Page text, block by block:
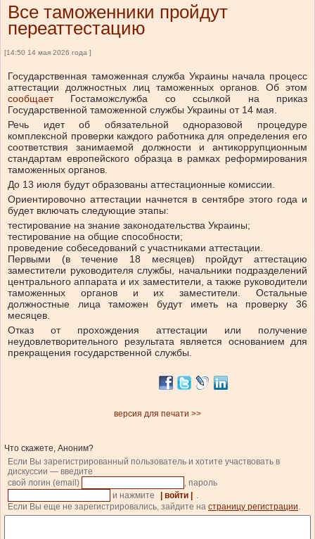
Все таможенники пройдут
переаттестацию
[14:50 14 мая 2026 года ]
Государственная таможенная служба Украины начала процесс
аттестации должностных лиц таможенных органов.
Об этом
сообщает
Гостаможслужба со ссылкой на приказ
Государственной таможенной службы Украины от 14 мая.
Речь идет об обязательной одноразовой процедуре
комплексной проверки каждого работника для определения его
соответствия занимаемой должности и антикоррупционным
стандартам европейского образца в рамках реформирования
таможенных органов.
До 13 июля будут образованы аттестационные комиссии.
Ориентировочно аттестации начнется в сентябре этого года и
будет включать следующие этапы:
тестирование на знание законодательства Украины;
тестирование на общие способности;
проведение собеседований с участниками аттестации.
Первыми (в течение 18 месяцев) пройдут аттестацию
заместители руководителя службы, начальники подразделений
центрального аппарата и их заместители, а также руководители
таможенных органов и их заместители. Остальные
должностные лица таможен будут иметь на проверку 36
месяцев.
Отказ от прохождения аттестации или получение
неудовлетворительного результата является основанием для
прекращения государственной службы.
версия для печати >>
Что скажете, Аноним?
Если Вы зарегистрированный пользователь и хотите участвовать в
дискуссии — введите
свой логин (email)
, пароль
и нажмите
| войти |
.
Если Вы еще не зарегистрировались, зайдите на страницу регистрации.